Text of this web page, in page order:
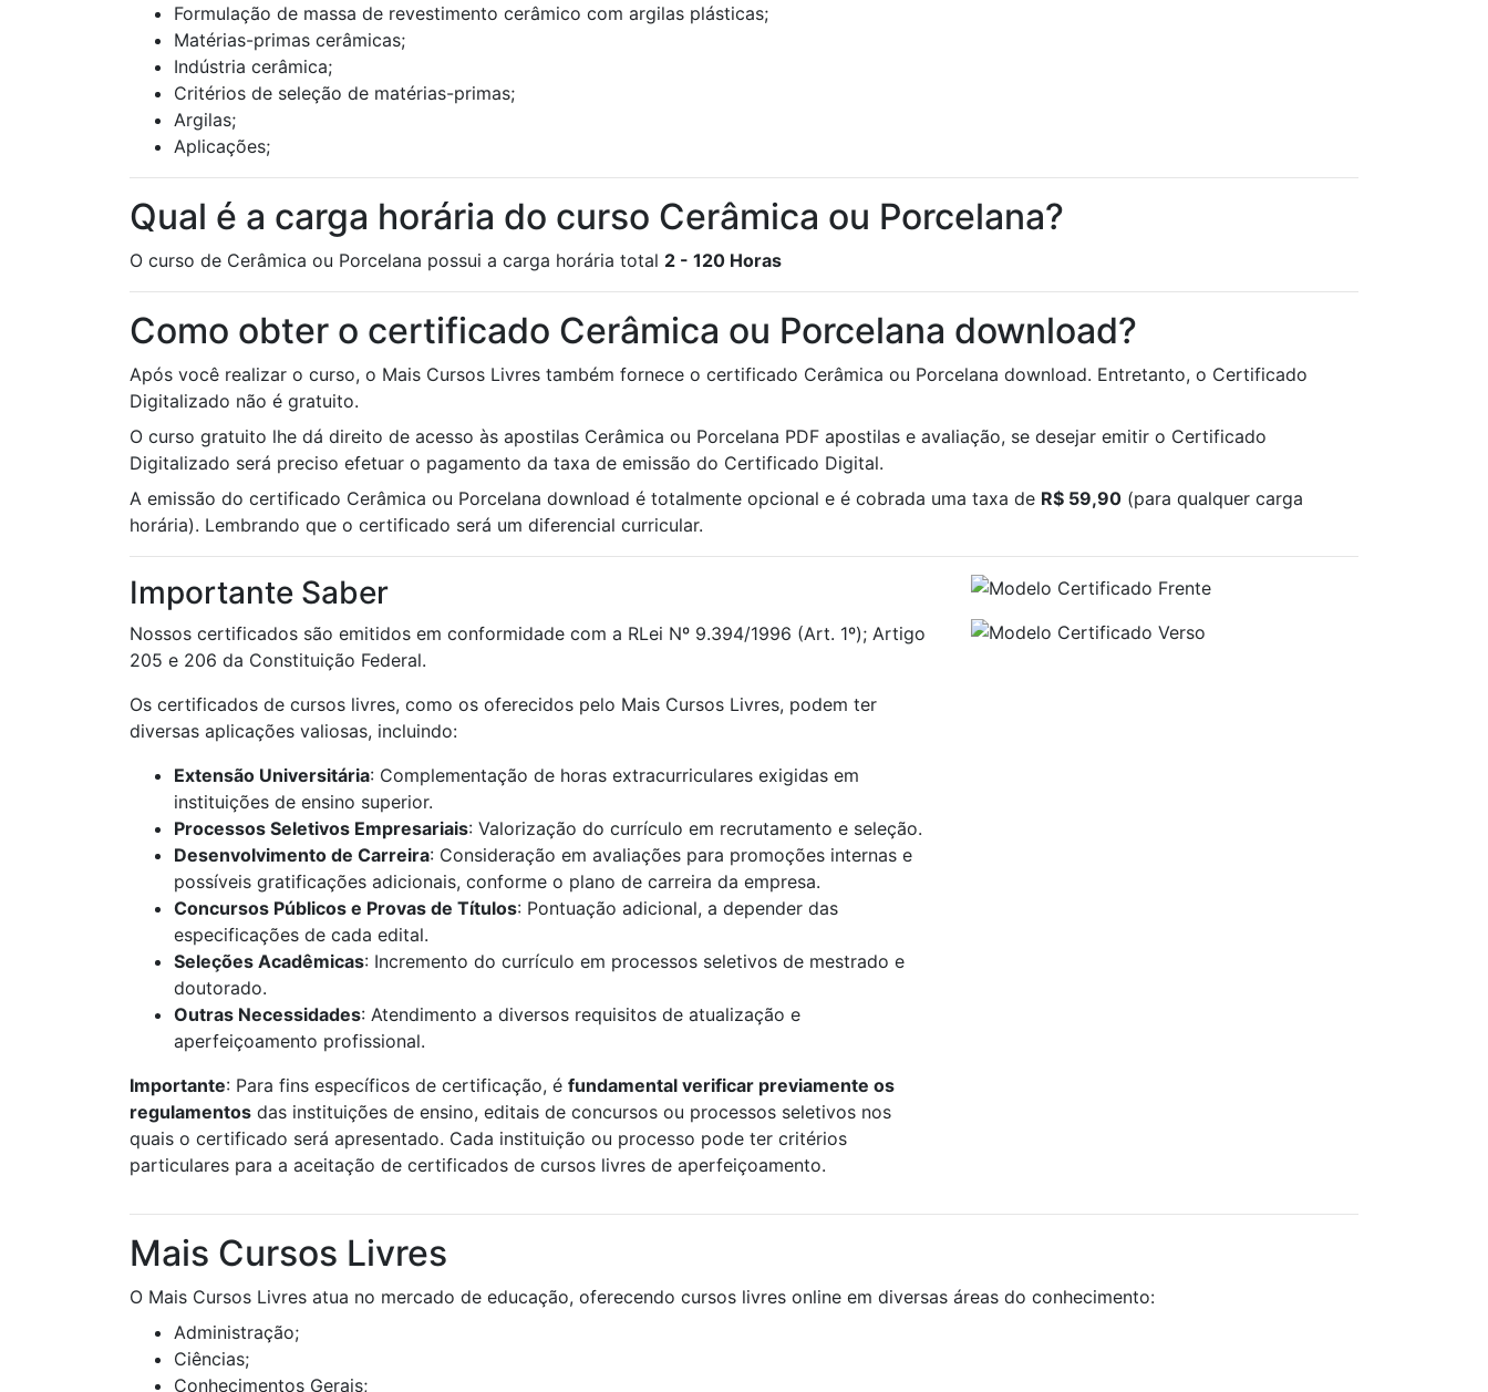
Formulação de massa de revestimento cerâmico com argilas plásticas;
Matérias-primas cerâmicas;
Indústria cerâmica;
Critérios de seleção de matérias-primas;
Argilas;
Aplicações;
Qual é a carga horária do curso Cerâmica ou Porcelana?
O curso de Cerâmica ou Porcelana possui a carga horária total 2 - 120 Horas
Como obter o certificado Cerâmica ou Porcelana download?
Após você realizar o curso, o Mais Cursos Livres também fornece o certificado Cerâmica ou Porcelana download. Entretanto, o Certificado
Digitalizado não é gratuito.
O curso gratuito lhe dá direito de acesso às apostilas Cerâmica ou Porcelana PDF apostilas e avaliação, se desejar emitir o Certificado
Digitalizado será preciso efetuar o pagamento da taxa de emissão do Certificado Digital.
A emissão do certificado Cerâmica ou Porcelana download é totalmente opcional e é cobrada uma taxa de R$ 59,90 (para qualquer carga
horária). Lembrando que o certificado será um diferencial curricular.
Importante Saber
Nossos certificados são emitidos em conformidade com a RLei Nº 9.394/1996 (Art. 1º); Artigo
205 e 206 da Constituição Federal.
Os certificados de cursos livres, como os oferecidos pelo Mais Cursos Livres, podem ter
diversas aplicações valiosas, incluindo:
Extensão Universitária: Complementação de horas extracurriculares exigidas em
instituições de ensino superior.
Processos Seletivos Empresariais: Valorização do currículo em recrutamento e seleção.
Desenvolvimento de Carreira: Consideração em avaliações para promoções internas e
possíveis gratificações adicionais, conforme o plano de carreira da empresa.
Concursos Públicos e Provas de Títulos: Pontuação adicional, a depender das
especificações de cada edital.
Seleções Acadêmicas: Incremento do currículo em processos seletivos de mestrado e
doutorado.
Outras Necessidades: Atendimento a diversos requisitos de atualização e
aperfeiçoamento profissional.
Importante: Para fins específicos de certificação, é fundamental verificar previamente os
regulamentos das instituições de ensino, editais de concursos ou processos seletivos nos
quais o certificado será apresentado. Cada instituição ou processo pode ter critérios
particulares para a aceitação de certificados de cursos livres de aperfeiçoamento.
Mais Cursos Livres
O Mais Cursos Livres atua no mercado de educação, oferecendo cursos livres online em diversas áreas do conhecimento:
Administração;
Ciências;
Conhecimentos Gerais;